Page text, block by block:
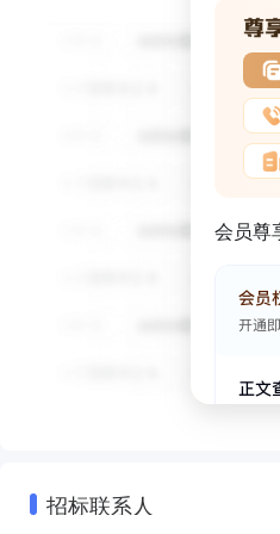
会员尊
招标联系人